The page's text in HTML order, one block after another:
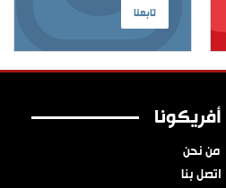
تابعنا
من نحن
اتصل بنا